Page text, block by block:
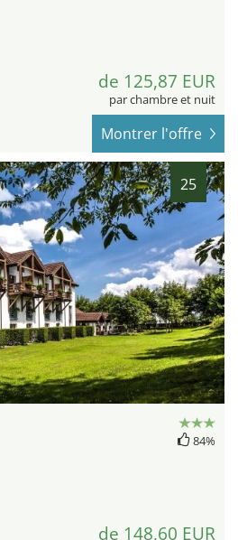
de 125,87 EUR
par chambre et nuit
Montrer l'offre
25
84%
de 148,60 EUR